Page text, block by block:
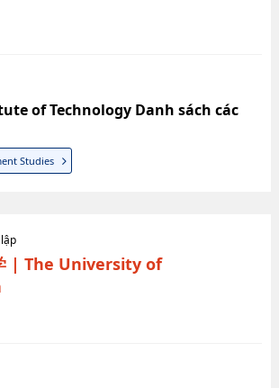
of Technology Danh sách các
Studies
| The University of